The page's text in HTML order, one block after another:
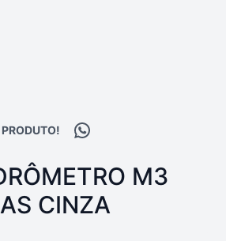
Compartilhar no
M3
CINZA